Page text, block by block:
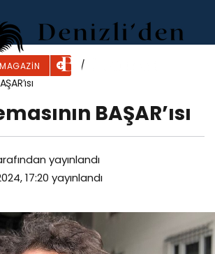
MAGAZIN
BAŞAR’ısı
yayınlandı
17:20 yayınlandı
tam 12’den vuracak